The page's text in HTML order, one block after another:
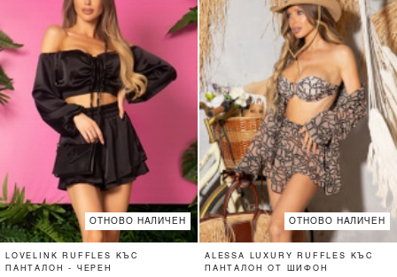
ОТНОВО НАЛИЧЕН
LOVELINK RUFFLES КЪС
ПАНТАЛОН - ЧЕРЕН
ОТНОВО НАЛИЧЕН
ALESSA LUXURY RUFFLES КЪС
ПАНТАЛОН ОТ ШИФОН